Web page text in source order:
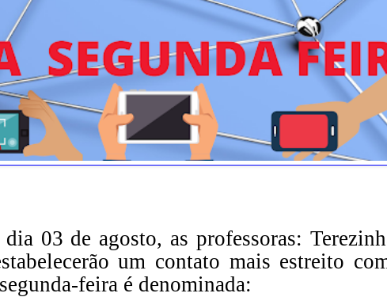
03 de agosto, as professoras:
um contato mais estreito
feira é denominada: